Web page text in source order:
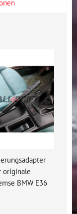
originale
BMW E36